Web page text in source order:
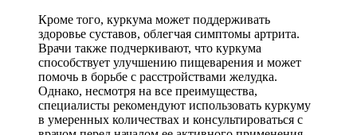
Кроме того, куркума может поддерживать
здоровье суставов, облегчая симптомы артрита.
Врачи также подчеркивают, что куркума
способствует улучшению пищеварения и может
помочь в борьбе с расстройствами желудка.
Однако, несмотря на все преимущества,
специалисты рекомендуют использовать куркуму
в умеренных количествах и консультироваться с